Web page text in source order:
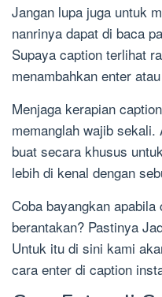
Jangan lupa juga untuk
nanrinya dapat di baca
Supaya caption terlihat
menambahkan enter
Menjaga kerapian
memanglah wajib
buat secara khusus
lebih di kenal dengan
Coba bayangkan
berantakan? Pastinya
Untuk itu di sini kami
cara enter di caption